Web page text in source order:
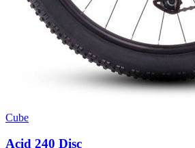
Cube
Acid 240 Disc